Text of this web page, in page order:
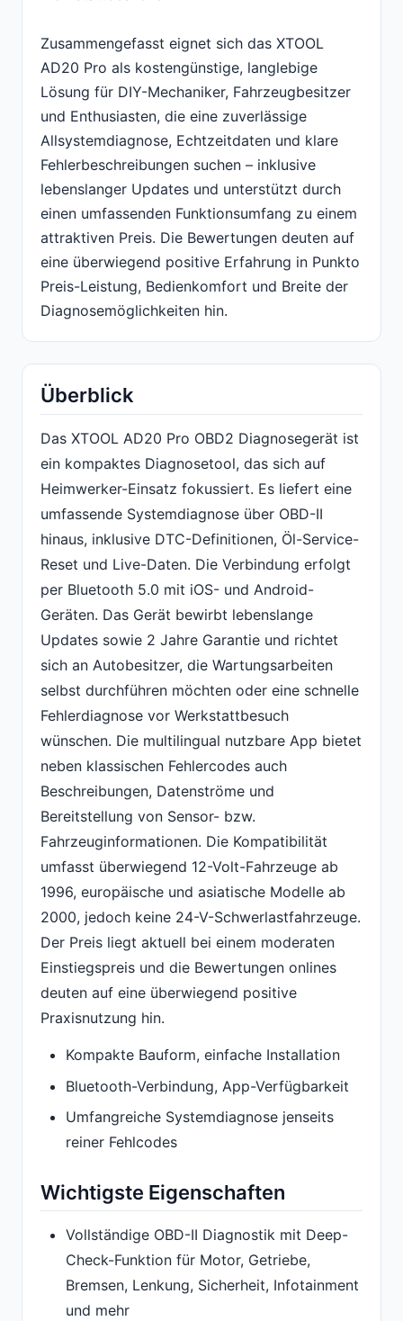
Zusammengefasst eignet sich das XTOOL
AD20 Pro als kostengünstige, langlebige
Lösung für DIY-Mechaniker, Fahrzeugbesitzer
und Enthusiasten, die eine zuverlässige
Allsystemdiagnose, Echtzeitdaten und klare
Fehlerbeschreibungen suchen – inklusive
lebenslanger Updates und unterstützt durch
einen umfassenden Funktionsumfang zu einem
attraktiven Preis. Die Bewertungen deuten auf
eine überwiegend positive Erfahrung in Punkto
Preis-Leistung, Bedienkomfort und Breite der
Diagnosemöglichkeiten hin.
Überblick
Das XTOOL AD20 Pro OBD2 Diagnosegerät ist
ein kompaktes Diagnosetool, das sich auf
Heimwerker-Einsatz fokussiert. Es liefert eine
umfassende Systemdiagnose über OBD-II
hinaus, inklusive DTC-Definitionen, Öl-Service-
Reset und Live-Daten. Die Verbindung erfolgt
per Bluetooth 5.0 mit iOS- und Android-
Geräten. Das Gerät bewirbt lebenslange
Updates sowie 2 Jahre Garantie und richtet
sich an Autobesitzer, die Wartungsarbeiten
selbst durchführen möchten oder eine schnelle
Fehlerdiagnose vor Werkstattbesuch
wünschen. Die multilingual nutzbare App bietet
neben klassischen Fehlercodes auch
Beschreibungen, Datenströme und
Bereitstellung von Sensor- bzw.
Fahrzeuginformationen. Die Kompatibilität
umfasst überwiegend 12-Volt-Fahrzeuge ab
1996, europäische und asiatische Modelle ab
2000, jedoch keine 24-V-Schwerlastfahrzeuge.
Der Preis liegt aktuell bei einem moderaten
Einstiegspreis und die Bewertungen onlines
deuten auf eine überwiegend positive
Praxisnutzung hin.
Kompakte Bauform, einfache Installation
Bluetooth-Verbindung, App-Verfügbarkeit
Umfangreiche Systemdiagnose jenseits
reiner Fehlcodes
Wichtigste Eigenschaften
Vollständige OBD-II Diagnostik mit Deep-
Check-Funktion für Motor, Getriebe,
Bremsen, Lenkung, Sicherheit, Infotainment
und mehr